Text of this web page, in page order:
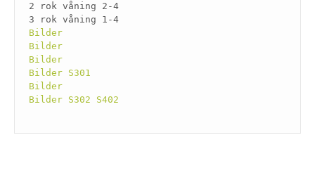
2 rok våning 2-4
3 rok våning 1-4
Bilder
Bilder
Bilder
Bilder S301
Bilder
Bilder S302 S402